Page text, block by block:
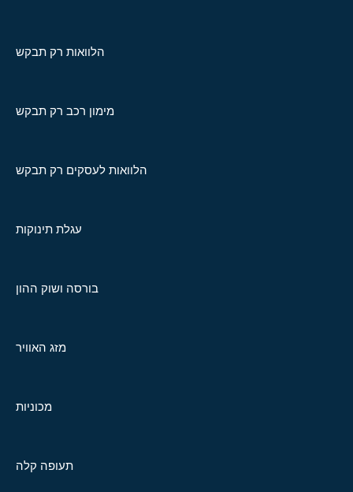
הלוואות רק תבקש
מימון רכב רק תבקש
הלוואות לעסקים רק תבקש
עגלת תינוקות
בורסה ושוק ההון
מזג האוויר
מכוניות
תעופה קלה